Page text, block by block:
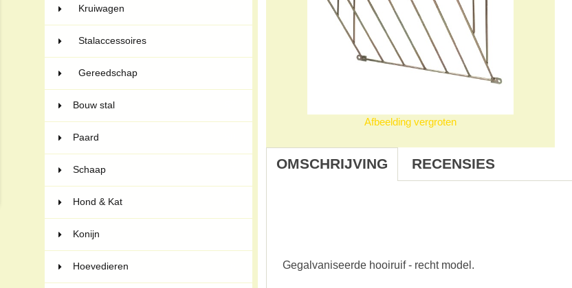
Kruiwagen
Stalaccessoires
Gereedschap
Bouw stal
Paard
Schaap
Hond & Kat
Konijn
Hoevedieren
Afbeelding vergroten
OMSCHRIJVING RECENSIES
Gegalvaniseerde hooiruif - recht model.